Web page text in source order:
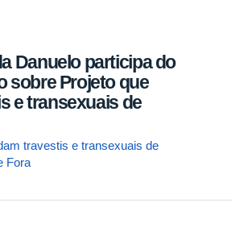
Danuelo participa do
sobre Projeto que
e transexuais de
travestis e transexuais de
Fora